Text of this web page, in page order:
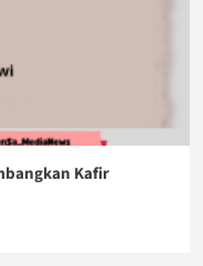
Kafir